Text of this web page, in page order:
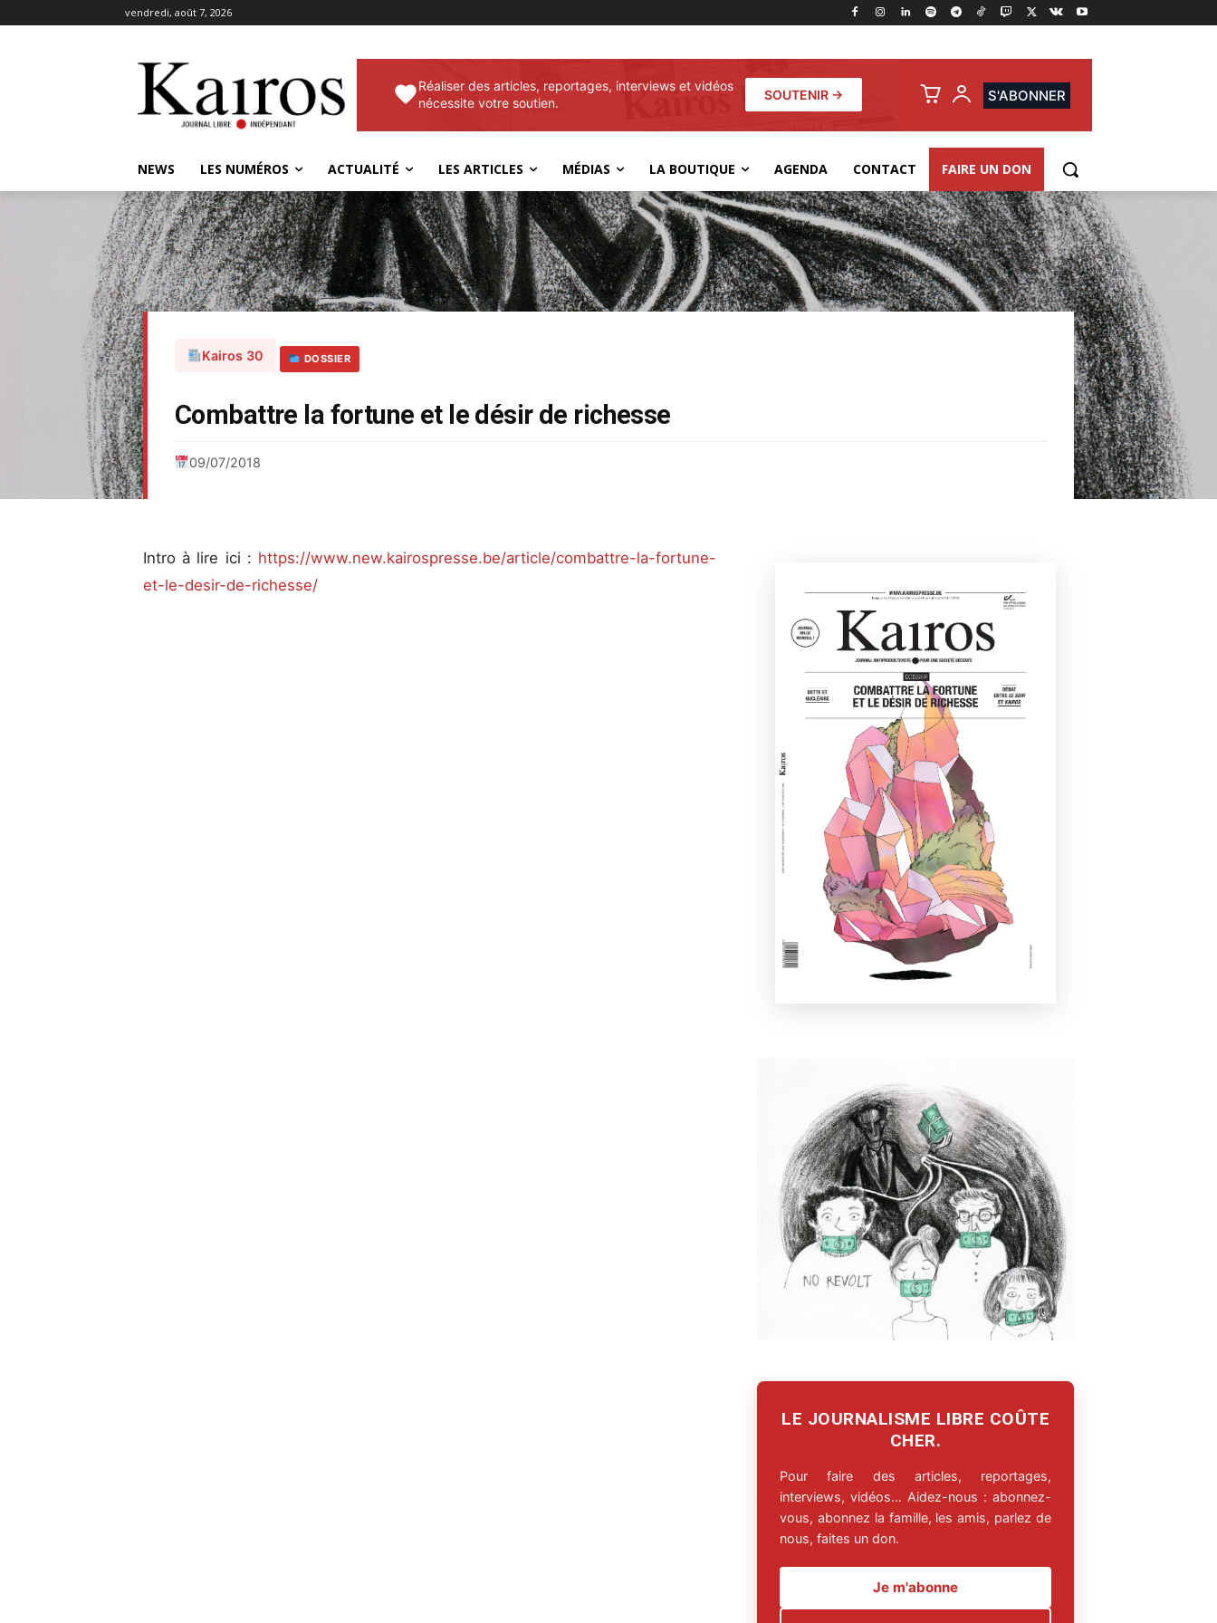
vendredi, août 7, 2026
Réaliser des articles, reportages, interviews et vidéos
nécessite votre soutien.
SOUTENIR → S'ABONNER
NEWS LES NUMÉROS ACTUALITÉ LES ARTICLES MÉDIAS LA BOUTIQUE AGENDA CONTACT FAIRE UN DON
Kairos 30 DOSSIER
Combattre la fortune et le désir de richesse
09/07/2018
Intro à lire ici : https://www.new.kairospresse.be/article/combattre-la-fortune-
et-le-desir-de-richesse/
LE JOURNALISME LIBRE COÛTE
CHER.
Pour faire des articles, reportages,
interviews, vidéos… Aidez-nous : abonnez-
vous, abonnez la famille, les amis, parlez de
nous, faites un don.
Je m'abonne